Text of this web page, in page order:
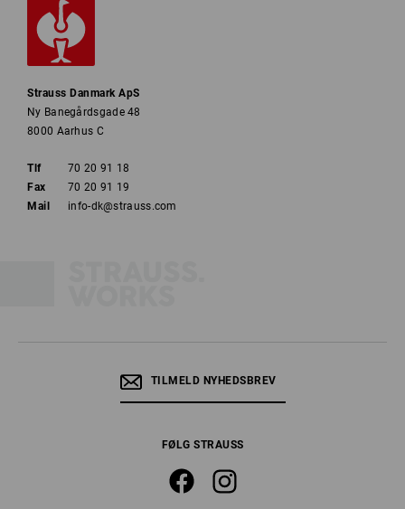
Strauss Danmark ApS
Ny Banegårdsgade 48
8000 Aarhus C
Tlf
70 20 91 18
Fax
70 20 91 19
Mail
info-dk@strauss.com
TILMELD NYHEDSBREV
FØLG STRAUSS